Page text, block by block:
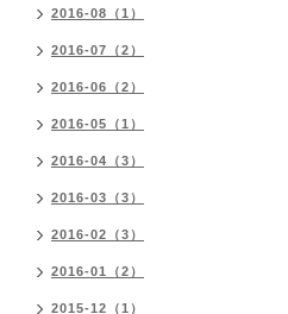
2016-08（1）
2016-07（2）
2016-06（2）
2016-05（1）
2016-04（3）
2016-03（3）
2016-02（3）
2016-01（2）
2015-12（1）